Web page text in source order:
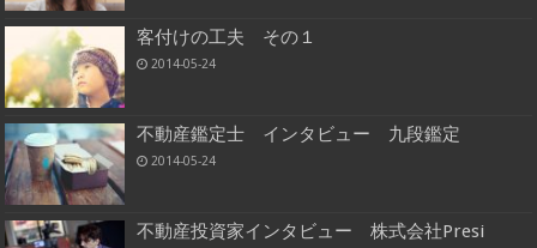
客付けの工夫 その１
2014-05-24
不動産鑑定士 インタビュー 九段鑑定
2014-05-24
不動産投資家インタビュー 株式会社Presi